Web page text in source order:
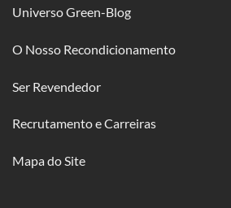
Universo Green-Blog
O Nosso Recondicionamento
Ser Revendedor
Recrutamento e Carreiras
Mapa do Site